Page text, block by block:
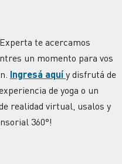
te acercamos
un momento para vos
Ingresá aquí y disfrutá de
de yoga o un
realidad virtual, usalos y
360°!